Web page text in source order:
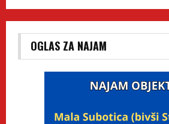
OGLAS ZA NAJAM